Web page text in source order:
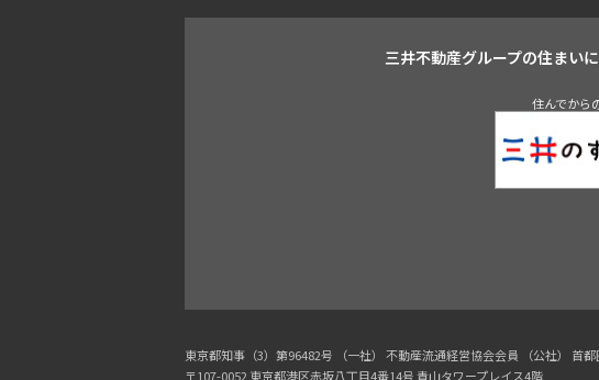
三井不動産グループの住まい
住んでから
東京都知事（3）第96482号 （一社） 不動産流通経営協会会員 （公社） 首
〒107-0052 東京都港区赤坂八丁目4番14号 青山タワープレイス4階